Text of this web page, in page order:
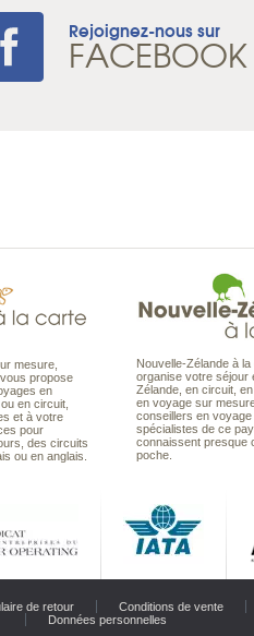
Rejoignez-nous sur
FACEBOOK
mesure,
propose
en
en circuit,
et à votre
pour
des circuits
ou en anglais.
Nouvelle-Zélande à
organise votre séjour
Zélande, en circuit,
en voyage sur
conseillers en voyage
spécialistes de ce
connaissent presque
poche.
de retour Conditions de vente
Données personnelles